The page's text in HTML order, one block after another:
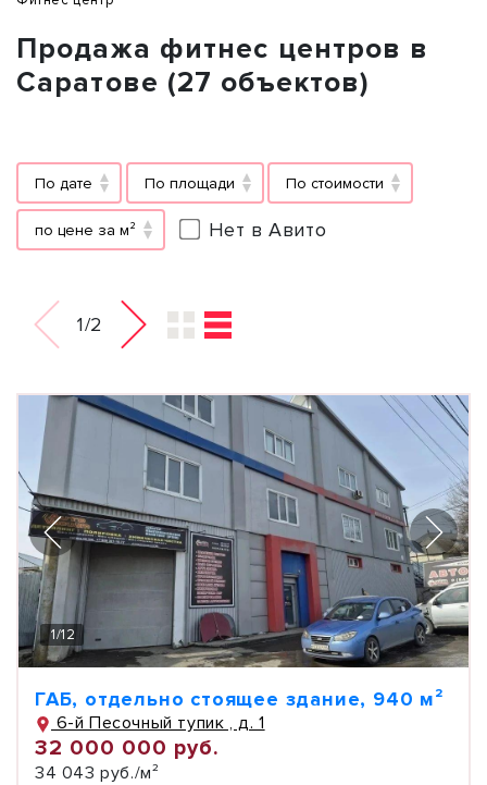
Продажа фитнес центров в
Саратове (27 объектов)
По дате По площади По стоимости
по цене за м² Нет в Авито
1/2
1/12
ГАБ, отдельно стоящее здание, 940 м²
6-й Песочный тупик , д. 1
32 000 000 руб.
34 043 руб./м²